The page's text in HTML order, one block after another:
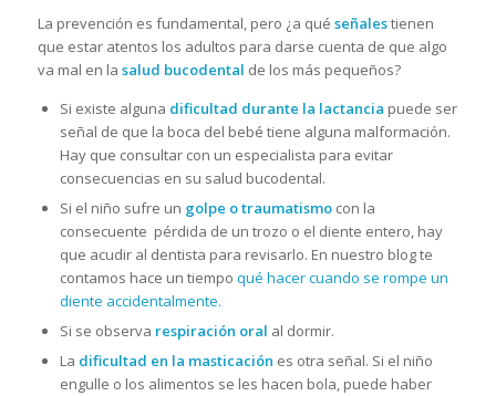
La prevención es fundamental, pero ¿a qué señalestienen
que estar atentos los adultos para darse cuenta de que algo
va mal en la salud bucodental de los más pequeños?
Si existe alguna dificultad durante la lactancia puede ser
señal de que la boca del bebé tiene alguna malformación.
Hay que consultar con un especialista para evitar
consecuencias en su salud bucodental.
Si el niño sufre un golpe o traumatismocon la
consecuente pérdida de un trozo o el diente entero, hay
que acudir al dentista para revisarlo. En nuestro blog te
contamos hace un tiempo qué hacer cuando se rompe un
diente accidentalmente.
Si se observa respiración oral al dormir.
La dificultad en la masticación es otra señal. Si el niño
engulle o los alimentos se les hacen bola, puede haber